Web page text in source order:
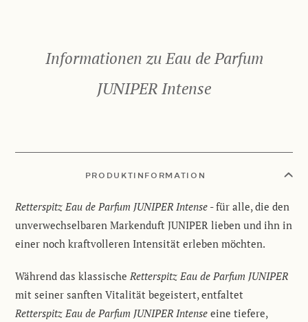
Informationen zu Eau de Parfum
JUNIPER Intense
PRODUKTINFORMATION
Retterspitz Eau de Parfum JUNIPER Intense - für alle, die den
unverwechselbaren Markenduft JUNIPER lieben und ihn in
einer noch kraftvolleren Intensität erleben möchten.
Während das klassischeRetterspitz Eau de Parfum JUNIPER
mit seiner sanften Vitalität begeistert, entfaltet
Retterspitz Eau de Parfum JUNIPER Intense eine tiefere,